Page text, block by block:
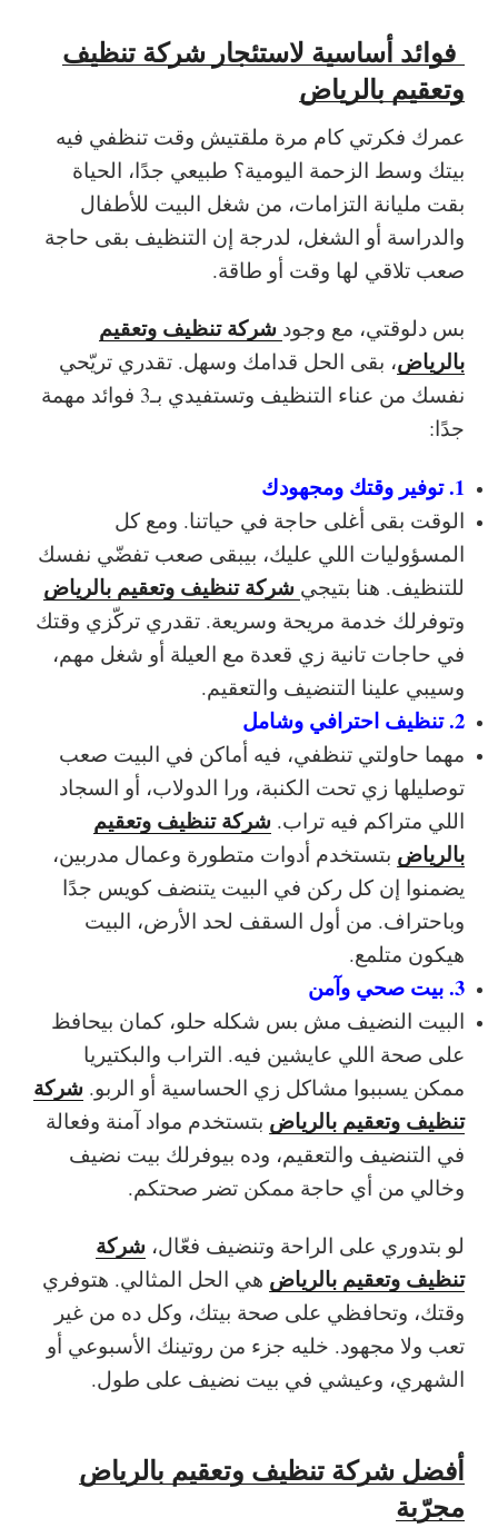
فوائد أساسية لاستئجار شركة تنظيف
وتعقيم بالرياض
عمرك فكرتي كام مرة ملقتيش وقت تنظفي فيه
بيتك وسط الزحمة اليومية؟ طبيعي جدًا، الحياة
بقت مليانة التزامات، من شغل البيت للأطفال
والدراسة أو الشغل، لدرجة إن التنظيف بقى حاجة
صعب تلاقي لها وقت أو طاقة.
بس دلوقتي، مع وجود شركة تنظيف وتعقيم
بالرياض، بقى الحل قدامك وسهل. تقدري تريّحي
نفسك من عناء التنظيف وتستفيدي بـ3 فوائد مهمة
جدًا:
1. توفير وقتك ومجهودك
الوقت بقى أغلى حاجة في حياتنا. ومع كل
المسؤوليات اللي عليك، بيبقى صعب تفضّي نفسك
للتنظيف. هنا بتيجي شركة تنظيف وتعقيم بالرياض
وتوفرلك خدمة مريحة وسريعة. تقدري تركّزي وقتك
في حاجات تانية زي قعدة مع العيلة أو شغل مهم،
وسيبي علينا التنضيف والتعقيم.
2. تنظيف احترافي وشامل
مهما حاولتي تنظفي، فيه أماكن في البيت صعب
توصليلها زي تحت الكنبة، ورا الدولاب، أو السجاد
اللي متراكم فيه تراب. شركة تنظيف وتعقيم
بالرياض بتستخدم أدوات متطورة وعمال مدربين،
يضمنوا إن كل ركن في البيت يتنضف كويس جدًا
وباحتراف. من أول السقف لحد الأرض، البيت
هيكون متلمع.
3. بيت صحي وآمن
البيت النضيف مش بس شكله حلو، كمان بيحافظ
على صحة اللي عايشين فيه. التراب والبكتيريا
ممكن يسببوا مشاكل زي الحساسية أو الربو. شركة
تنظيف وتعقيم بالرياض بتستخدم مواد آمنة وفعالة
في التنضيف والتعقيم، وده بيوفرلك بيت نضيف
وخالي من أي حاجة ممكن تضر صحتكم.
لو بتدوري على الراحة وتنضيف فعّال، شركة
تنظيف وتعقيم بالرياض هي الحل المثالي. هتوفري
وقتك، وتحافظي على صحة بيتك، وكل ده من غير
تعب ولا مجهود. خليه جزء من روتينك الأسبوعي أو
الشهري، وعيشي في بيت نضيف على طول.
أفضل شركة تنظيف وتعقيم بالرياض
مجرّبة